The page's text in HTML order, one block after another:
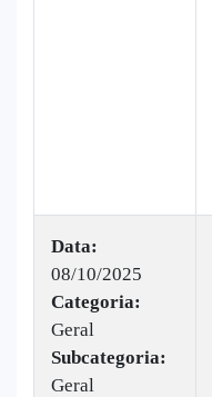
Data:
08/10/2025
Categoria:
Geral
Subcategoria:
Geral